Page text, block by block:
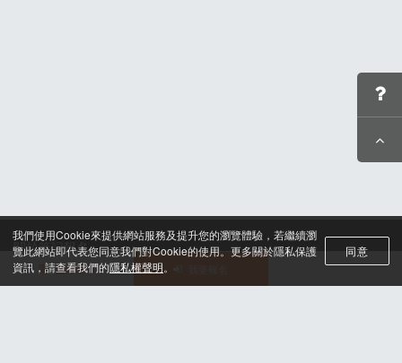
我們使用Cookie來提供網站服務及提升您的瀏覽體驗，若繼續瀏
覽此網站即代表您同意我們對Cookie的使用。更多關於隱私保護
資訊，請查看我們的隱私權聲明。
同意
活動選單
關於筆記報名
聯絡我們*
合作諮詢